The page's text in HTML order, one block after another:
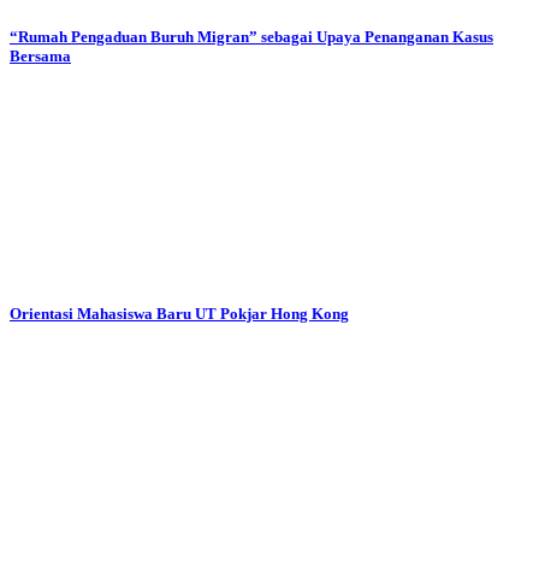
“Rumah Pengaduan Buruh Migran” sebagai Upaya Penanganan Kasus
Bersama
Orientasi Mahasiswa Baru UT Pokjar Hong Kong